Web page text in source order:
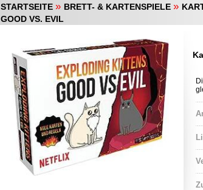
STARTSEITE » BRETT- & KARTENSPIELE »
GOOD VS. EVIL